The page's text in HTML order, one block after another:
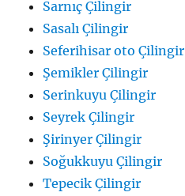
Sarnıç Çilingir
Sasalı Çilingir
Seferihisar oto Çilingir
Şemikler Çilingir
Serinkuyu Çilingir
Seyrek Çilingir
Şirinyer Çilingir
Soğukkuyu Çilingir
Tepecik Çilingir